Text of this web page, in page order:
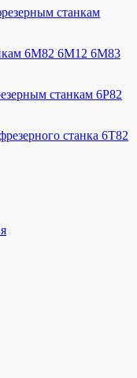
станкам
6М82 6М12 6М83
станкам 6Р82
станка 6Т82